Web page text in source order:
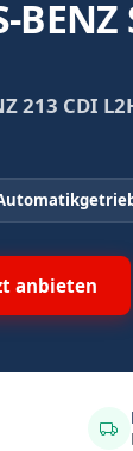
213 CDI
anbieten